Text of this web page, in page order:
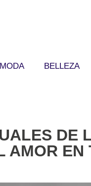
MODA BELLEZA
DE
AMOR EN